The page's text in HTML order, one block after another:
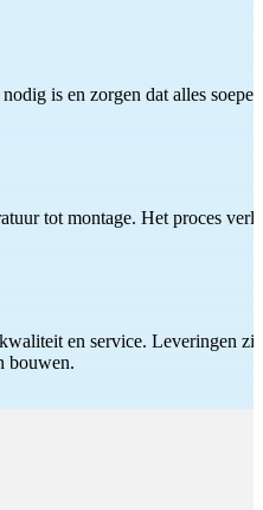
is en zorgen dat alles
tot montage. Het proces
en service. Leveringen
bouwen.